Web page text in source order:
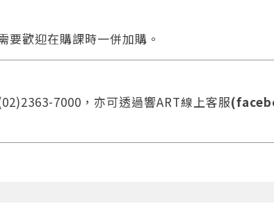
要歡迎在購課時一併加購。
7000，亦可透過響ART線上客服